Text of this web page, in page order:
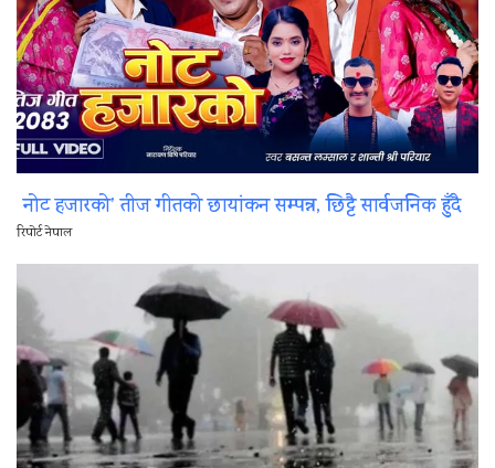
नोट हजारको’ तीज गीतको छायांकन सम्पन्न, छिट्टै सार्वजनिक हुँदै
रिपोर्ट नेपाल